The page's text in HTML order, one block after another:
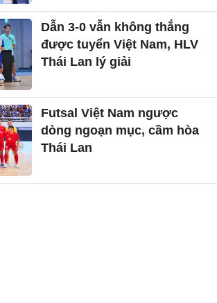
Dẫn 3-0 vẫn không thắng
được tuyển Việt Nam, HLV
Thái Lan lý giải
Futsal Việt Nam ngược
dòng ngoạn mục, cầm hòa
Thái Lan